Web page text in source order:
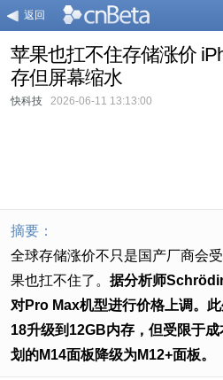
返回
苹果也扛不住存储涨价
存但屏幕缩水
快科技 2026-06-11 13:13:00
摘要：
全球存储涨价不只是国产厂商会
果也扛不住了。 据分析师
对Pro Max机型进行价格上调。
18升级到12GB内存，但受限于
划的M14面板降级为M12+面板。